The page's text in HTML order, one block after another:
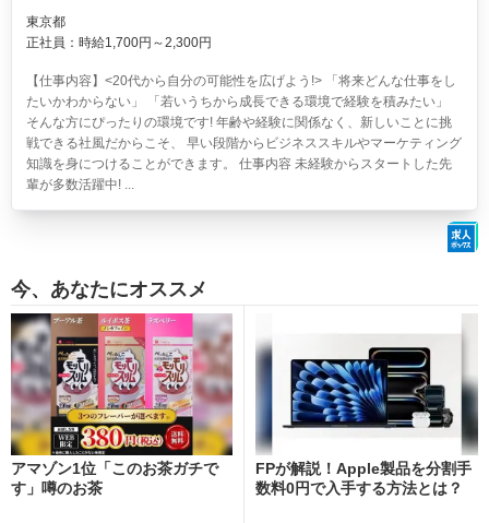
東京都
正社員：時給1,700円～2,300円
【仕事内容】<20代から自分の可能性を広げよう!> 「将来どんな仕事をし
たいかわからない」 「若いうちから成長できる環境で経験を積みたい」
そんな方にぴったりの環境です! 年齢や経験に関係なく、新しいことに挑
戦できる社風だからこそ、 早い段階からビジネススキルやマーケティング
知識を身につけることができます。 仕事内容 未経験からスタートした先
輩が多数活躍中! ...
今、あなたにオススメ
アマゾン1位「このお茶ガチで
す」噂のお茶
FPが解説！Apple製品を分割手
数料0円で入手する方法とは？